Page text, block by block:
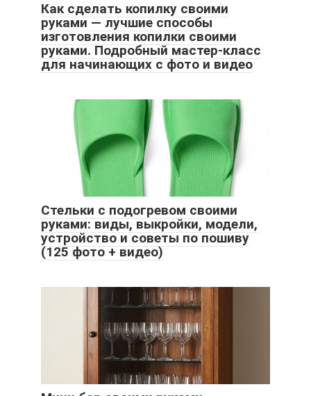
Как сделать копилку своими
руками — лучшие способы
изготовления копилки своими
руками. Подробный мастер-класс
для начинающих с фото и видео
Стельки с подогревом своими
руками: виды, выкройки, модели,
устройство и советы по пошиву
(125 фото + видео)